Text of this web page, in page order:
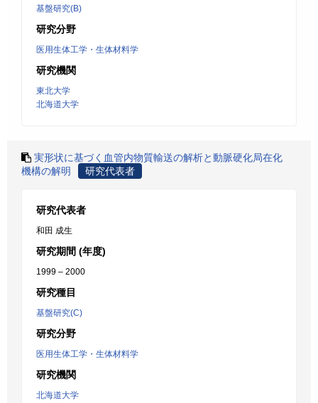
基盤研究(B)
研究分野
医用生体工学・生体材料学
研究機関
東北大学
北海道大学
実形状に基づく血管内物質輸送の解析と動脈硬化局在化
機構の解明
研究代表者
研究代表者
和田 成生
研究期間 (年度)
1999 – 2000
研究種目
基盤研究(C)
研究分野
医用生体工学・生体材料学
研究機関
北海道大学